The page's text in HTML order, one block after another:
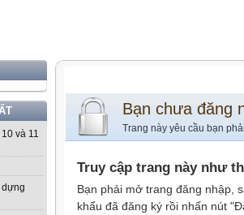
và 11
dựng
Bạn chưa đăng
Trang này yêu cầu bạn
Truy cập trang này như
Bạn phải mở trang đăng nhập,
khẩu đã đăng ký rồi nhấn nút